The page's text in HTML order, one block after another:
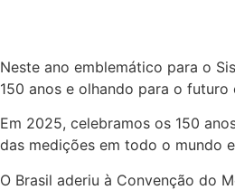
conteúdo
Neste ano emblemático para o
150 anos e olhando para o
Em 2025, celebramos os 150
das medições em todo o mundo
O Brasil aderiu à Convenção do